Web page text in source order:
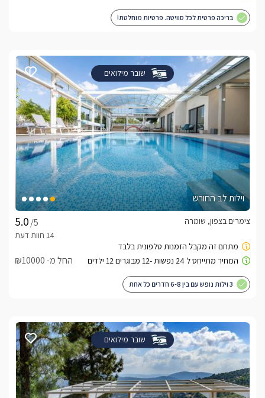
בריכה פרטית לכל סוויטה. פרטיות מוחלטת!
שובר מילואים
וילות לב החורש
/5
צימרים בצפון, שומרה
החל מ- ₪10000
3 וילות נופש עם בין 6-8 חדרים כל אחת
שובר מילואים